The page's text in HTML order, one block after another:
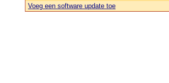
Voeg een software update toe